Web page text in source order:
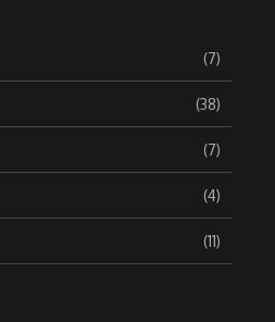
(7)
(38)
(7)
(4)
(11)